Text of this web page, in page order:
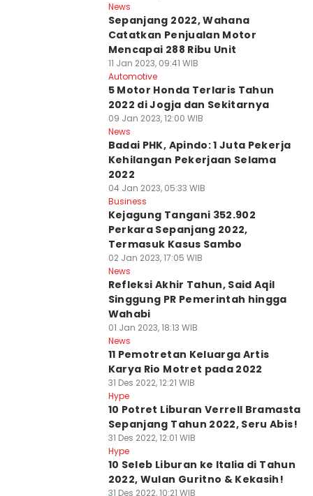
News
Sepanjang 2022, Wahana
Catatkan Penjualan Motor
Mencapai 288 Ribu Unit
11 Jan 2023, 09:41 WIB
Automotive
5 Motor Honda Terlaris Tahun
2022 di Jogja dan Sekitarnya
09 Jan 2023, 12:00 WIB
News
Badai PHK, Apindo: 1 Juta Pekerja
Kehilangan Pekerjaan Selama
2022
04 Jan 2023, 05:33 WIB
Business
Kejagung Tangani 352.902
Perkara Sepanjang 2022,
Termasuk Kasus Sambo
02 Jan 2023, 17:05 WIB
News
Refleksi Akhir Tahun, Said Aqil
Singgung PR Pemerintah hingga
Wahabi
01 Jan 2023, 18:13 WIB
News
11 Pemotretan Keluarga Artis
Karya Rio Motret pada 2022
31 Des 2022, 12:21 WIB
Hype
10 Potret Liburan Verrell Bramasta
Sepanjang Tahun 2022, Seru Abis!
31 Des 2022, 12:01 WIB
Hype
10 Seleb Liburan ke Italia di Tahun
2022, Wulan Guritno & Kekasih!
31 Des 2022, 10:21 WIB